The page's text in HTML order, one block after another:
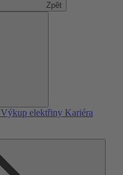
Zpět
Výkup elektřiny Kariéra